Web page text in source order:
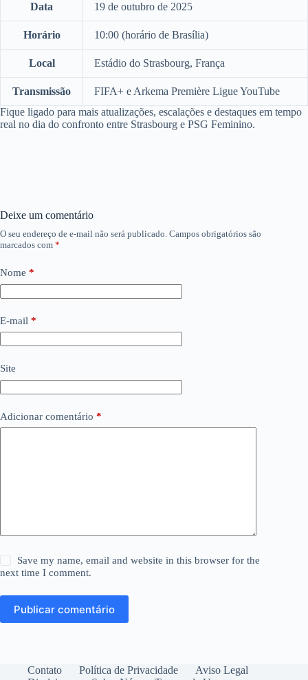
Data 19 de outubro de 2025
Horário 10:00 (horário de Brasília)
Local Estádio do Strasbourg, França
Transmissão
FIFA+ e Arkema Première Ligue YouTube
Fique ligado para mais atualizações, escalações e destaques em tempo
real no dia do confronto entre Strasbourg e PSG Feminino.
Deixe um comentário
O seu endereço de e-mail não será publicado. Campos obrigatórios são
marcados com *
Nome *
E-mail *
Site
Adicionar comentário *
Save my name, email and website in this browser for the
next time I comment.
Publicar comentário
Contato Política de Privacidade
Aviso Legal